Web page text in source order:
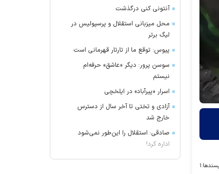
۱
آنتونی کنی درگذشت
محل میزبانی استقلال و پرسپولیس در
لیگ برتر
پیوس: توقع ما از تارتار قهرمانی است
سوسن پرور: دیگر «عاشق» حرفه‌ام
نیستم
اسرار «پیرآباد» در ایلخچی
آزادی و تختی تا آخر سال از دسترس
خارج شد
صادقی: استقلال را این‌طور نمی‌شود
اداره کرد!